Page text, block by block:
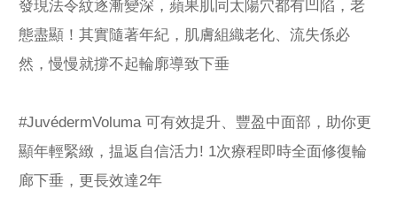
發現法令紋逐漸變深，蘋果肌同太陽穴都有凹陷，老
態盡顯！其實隨著年紀，肌膚組織老化、流失係必
然，慢慢就撐不起輪廓導致下垂
#JuvédermVoluma 可有效提升、豐盈中面部，助你更
顯年輕緊緻，揾返自信活力! 1次療程即時全面修復輪
廊下垂，更長效達2年